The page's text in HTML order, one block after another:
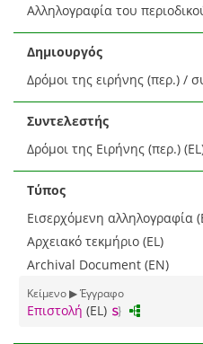
Αλληλογραφία του
Δημιουργός
Δρόμοι της ειρήνης (περ.) /
Συντελεστής
Δρόμοι της Ειρήνης (περ.)
Τύπος
Εισερχόμενη αλληλογραφία
Αρχειακό τεκμήριο (EL)
Archival Document (EN)
Κείμενο ▶ Έγγραφο
Επιστολή (EL)